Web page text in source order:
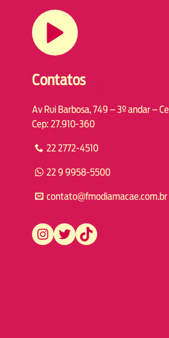
Contatos
Av Rui Barbosa, 749 – 3º andar –
Cep: 27.910-360
22 2772-4510
22 9 9958-5500
contato@fmodiamacae.com.br
https://www.instagram.com/fmodia.macae/ https://twitter.com/fmodia.macae/ https://www.tiktok.com/@fmodia.macae